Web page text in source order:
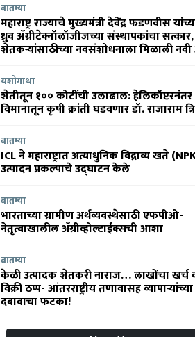
बातम्या
महाराष्ट्र राज्याचे मुख्यमंत्री देवेंद्र फडणवीस
ध्रुव ॲग्रीटेक्नॉलॉजीजच्या संस्थापकांचा सत्कार,
शेतकऱ्यांसाठीच्या नवसंशोधनाला मिळाली
यशोगाथा
शेतीतून १०० कोटींची उलाढाल:
विमानातून कृषी क्रांती घडवणार डॉ. राजाराम
बातम्या
ICL ने महाराष्ट्रात अत्याधुनिक विद्राव्य खते
उत्पादन प्रकल्पाचे उद्घाटन केले
बातम्या
भारताच्या ग्रामीण अर्थव्यवस्थेसाठी एफपीओ-
नेतृत्वाखालील अ‍ॅग्रीव्होल्टाईक्सची आशा
बातम्या
केळी उत्पादक शेतकरी नाराज… लाखोंचा खर्च
विक्री ठप्प- आंतरराष्ट्रीय तणावासह व्यापाऱ्यांच्या
दबावाचा फटका!